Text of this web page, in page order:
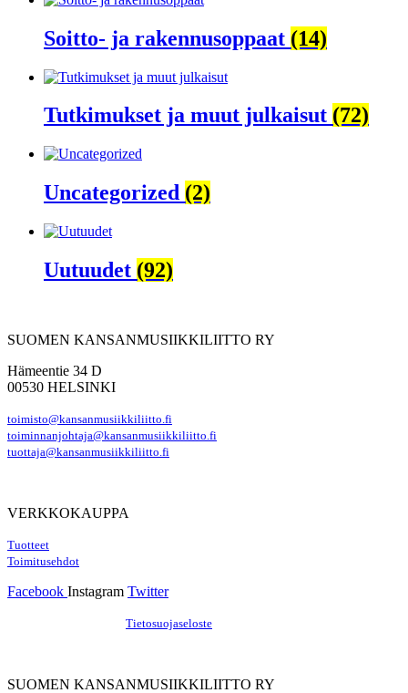
Soitto- ja rakennusoppaat (14)
Tutkimukset ja muut julkaisut (72)
Uncategorized (2)
Uutuudet (92)
SUOMEN KANSANMUSIIKKILIITTO RY
Hämeentie 34 D
00530 HELSINKI
toimisto@kansanmusiikkiliitto.fi
toiminnanjohtaja@kansanmusiikkiliitto.fi
tuottaja@kansanmusiikkiliitto.fi
VERKKOKAUPPA
Tuotteet
Toimitusehdot
Facebook Instagram Twitter
Tietosuojaseloste
SUOMEN KANSANMUSIIKKILIITTO RY